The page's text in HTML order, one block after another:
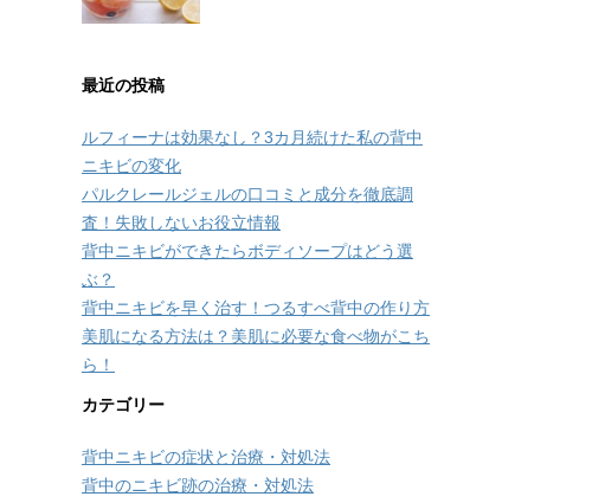
最近の投稿
ルフィーナは効果なし？3カ月続けた私の背中
ニキビの変化
パルクレールジェルの口コミと成分を徹底調
査！失敗しないお役立情報
背中ニキビができたらボディソープはどう選
ぶ？
背中ニキビを早く治す！つるすべ背中の作り方
美肌になる方法は？美肌に必要な食べ物がこち
ら！
カテゴリー
背中ニキビの症状と治療・対処法
背中のニキビ跡の治療・対処法